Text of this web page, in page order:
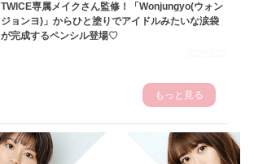
TWICE専属メイクさん監修！「Wonjungyo(ウォン
ジョンヨ)」からひと塗りでアイドルみたいな涙袋
が完成するペンシル登場♡
もっと見る